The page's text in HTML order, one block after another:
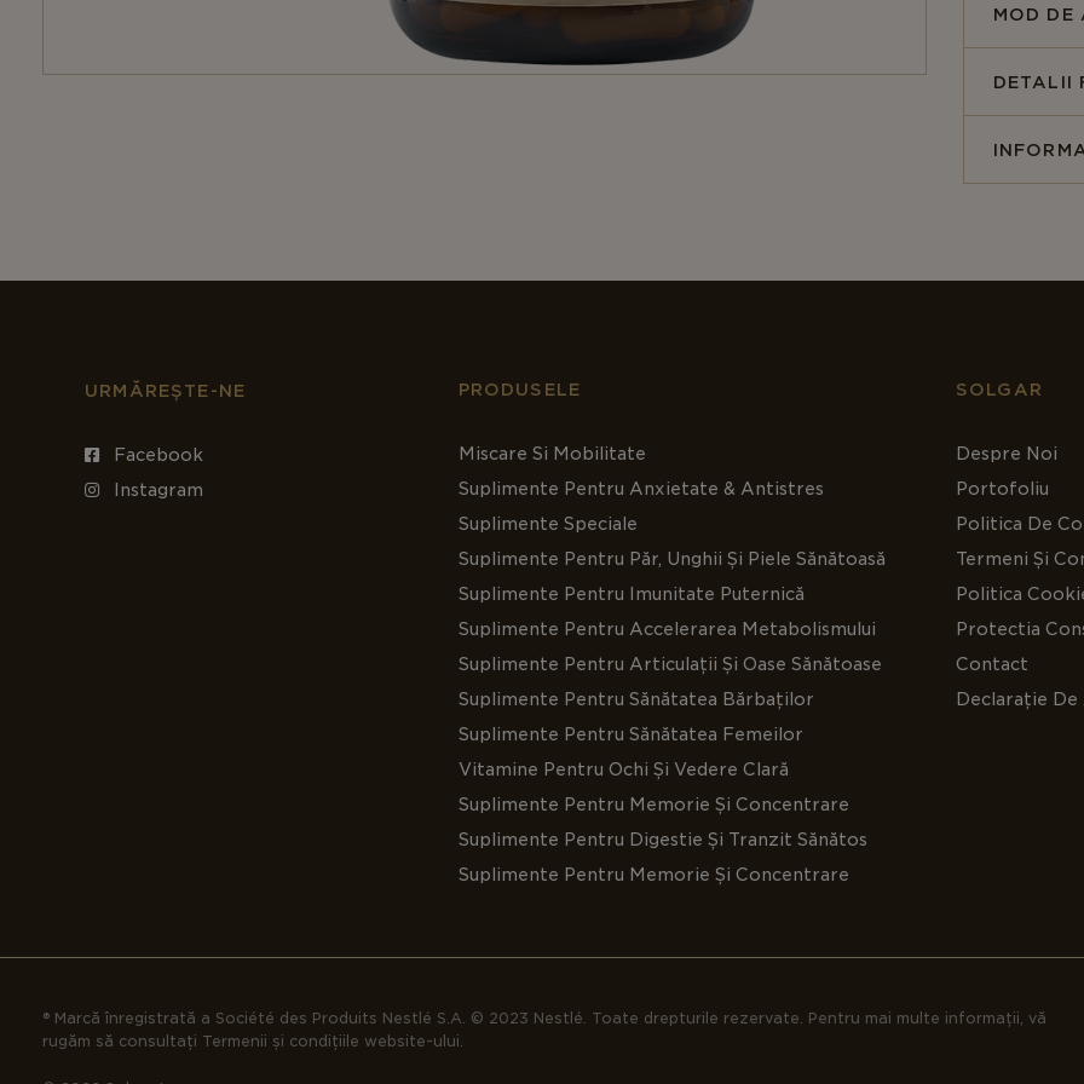
Vitamina
este o
sânge.7
Solgar®
care
producția
MOD DE
DETALII
URMĂREȘTE-NE
Facebook
Instagram
PRODUSELE
Miscare Si Mobilitate
Suplimente Pentru Anxietate & Antistres
Suplimente Speciale
Suplimente Pentru Păr, Unghii Și Piele Sănătoasă
Suplimente Pentru Imunitate Puternică
Suplimente Pentru Accelerarea Metabolismului
Suplimente Pentru Articulații Și Oase Sănătoase
Suplimente Pentru Sănătatea Bărbaților
Suplimente Pentru Sănătatea Femeilor
Vitamine Pentru Ochi Și Vedere Clară
Suplimente Pentru Memorie Și Concentrare
Suplimente Pentru Digestie Și Tranzit Sănătos
Suplimente Pentru Memorie Și Concentrare
SOLGAR
Despre Noi
Portofoliu
Politica De
Termeni Și
Politica
Protectia
Contact
Declarație
® Marcă înregistrată a Société des Produits Nestlé S.A. © 2023 Nestlé. Toate drepturile rezervate. Pentru mai multe informații, vă
rugăm să consultați Termenii și condițiile website-ului.